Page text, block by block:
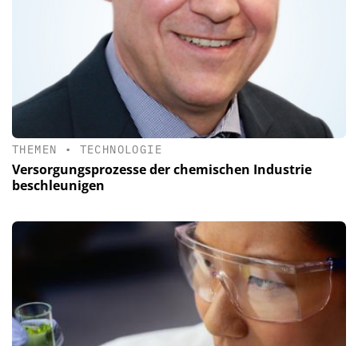
THEMEN • TECHNOLOGIE
Versorgungsprozesse der chemischen Industrie
beschleunigen